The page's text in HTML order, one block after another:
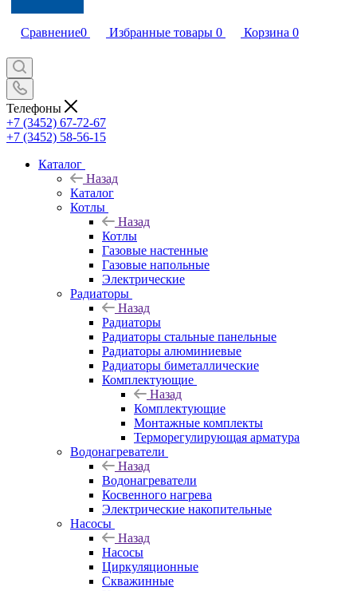
Сравнение0 Избранные товары 0 Корзина 0
Телефоны
+7 (3452) 67-72-67
+7 (3452) 58-56-15
Каталог
Назад
Каталог
Котлы
Назад
Котлы
Газовые настенные
Газовые напольные
Электрические
Радиаторы
Назад
Радиаторы
Радиаторы стальные панельные
Радиаторы алюминиевые
Радиаторы биметаллические
Комплектующие
Назад
Комплектующие
Монтажные комплекты
Терморегулирующая арматура
Водонагреватели
Назад
Водонагреватели
Косвенного нагрева
Электрические накопительные
Насосы
Назад
Насосы
Циркуляционные
Скважинные